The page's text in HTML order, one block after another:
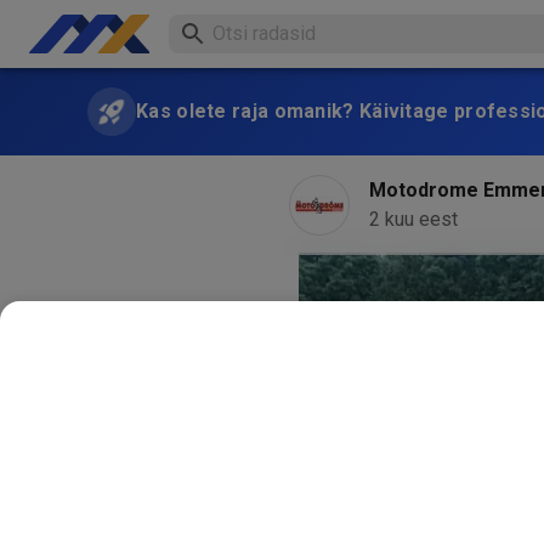
Kas olete raja omanik? Käivitage
Motodrome
2 kuu eest